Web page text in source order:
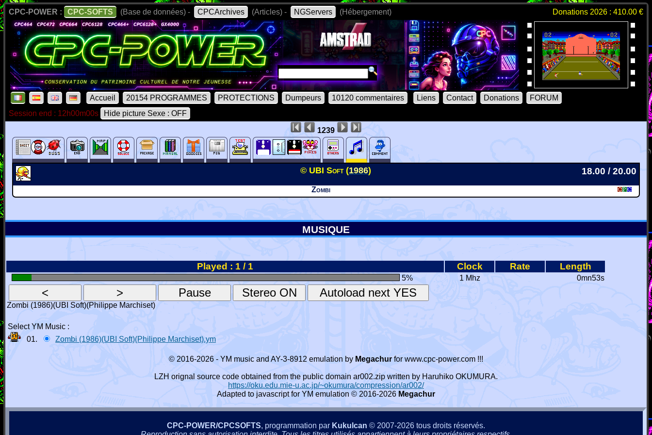
CPC-POWER : CPC-SOFTS (Base de données) - CPCArchives (Articles) - NGServers (Hébergement) Donations 2026 : 410.00 €
Accueil 20154 PROGRAMMES PROTECTIONS Dumpeurs 10120 commentaires Liens Contact Donations
FORUM
Session end : 12h00m00s
Hide picture Sexe : OFF
1239
© UBI Soft (1986) 18.00 / 20.00
Zombi
MUSIQUE
Played : 1 / 1 Clock Rate Length
5% 1 Mhz 0mn53s
Zombi (1986)(UBI Soft)(Philippe Marchiset)
Select YM Music :
01.
Zombi (1986)(UBI Soft)(Philippe Marchiset).ym
© 2016-2026 - YM music and AY-3-8912 emulation by Megachur for www.cpc-power.com !!!
LZH orignal source code obtained from the public domain ar002.zip written by Haruhiko OKUMURA.
https://oku.edu.mie-u.ac.jp/~okumura/compression/ar002/
Adapted to javascript for YM emulation © 2016-2026 Megachur
CPC-POWER/CPCSOFTS, programmation par Kukulcan © 2007-2026 tous droits réservés.